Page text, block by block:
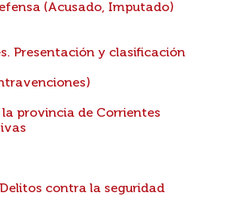
(Acusado, Imputado)
Presentación y clasificación
provincia de Corrientes
contra la seguridad